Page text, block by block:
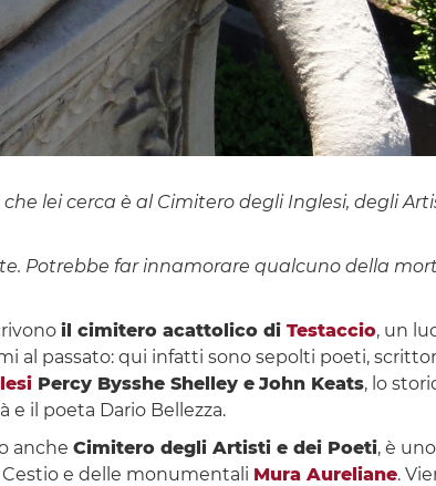
lei cerca è al Cimitero degli Inglesi, degli
Potrebbe far innamorare qualcuno della
il cimitero acattolico di Testaccio, un
al passato: qui infatti sono sepolti poeti,
Percy Bysshe Shelley e John Keats, lo
e il poeta Dario Bellezza.
anche Cimitero degli Artisti e dei Poeti, è
e delle monumentali Mura Aureliane.